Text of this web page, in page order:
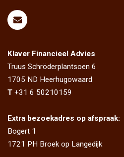
Klaver Financieel Advies
Truus Schröderplantsoen 6
1705 ND Heerhugowaard
T +31 6 50210159
Extra bezoekadres op afspraak:
Bogert 1
1721 PH Broek op Langedijk